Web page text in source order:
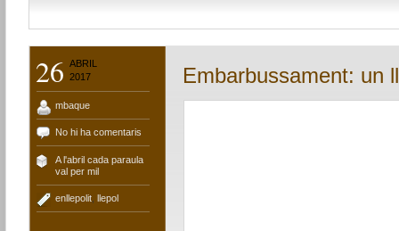
26
ABRIL
2017
mbaque
No hi ha comentaris
A l'abril cada paraula
val per mil
enllepolit ,llepol
Embarbussament: un